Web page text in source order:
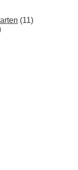
(11)